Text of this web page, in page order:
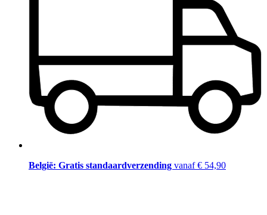
België: Gratis standaardverzending vanaf € 54,90